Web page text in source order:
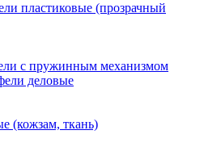
пластиковые (прозрачный
с пружинным механизмом
деловые
(кожзам, ткань)